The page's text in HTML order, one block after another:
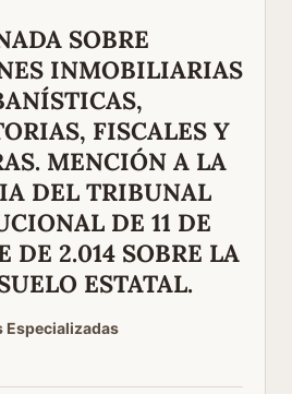
SOBRE
INMOBILIARIAS
FISCALES Y
MENCIÓN A LA
DEL TRIBUNAL
DE 11 DE
DE 2.014 SOBRE LA
ESTATAL.
Especializadas